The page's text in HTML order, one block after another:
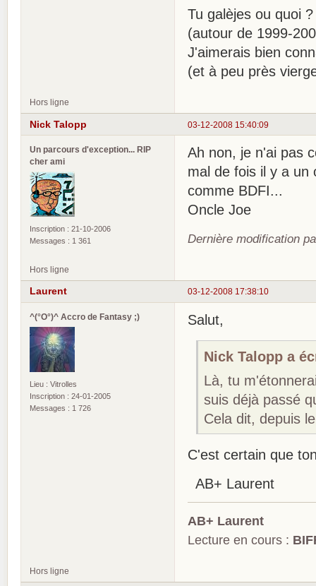
Tu galèjes ou quoi
(autour de 1999-
J'aimerais bien
(et à peu près
Hors ligne
03-12-2008 15:40:09
Nick Talopp
Un parcours d'exception... RIP
cher ami
Inscription : 21-10-2006
Messages : 1 361
Ah non, je n'ai pas
mal de fois il y a un
comme BDFI...
Oncle Joe
Dernière modification
Hors ligne
03-12-2008 17:38:10
Laurent
^(°O°)^ Accro de Fantasy ;)
Lieu : Vitrolles
Inscription : 24-01-2005
Messages : 1 726
Salut,
Nick Talopp a
Là, tu
suis déjà passé
Cela dit, depuis
C'est certain que
AB+ Laurent
AB+ Laurent
Lecture en cours :
Hors ligne